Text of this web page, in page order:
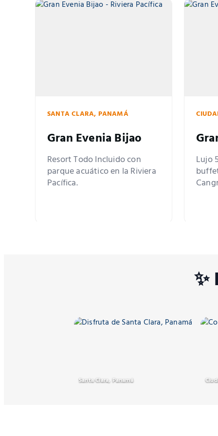
SANTA CLARA, PANAMÁ
Gran Evenia Bijao
Resort Todo Incluido con
parque acuático en la Riviera
Pacífica.
Lujo
Santa Clara, Panamá